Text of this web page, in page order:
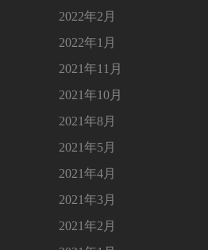
2022年2月
2022年1月
2021年11月
2021年10月
2021年8月
2021年5月
2021年4月
2021年3月
2021年2月